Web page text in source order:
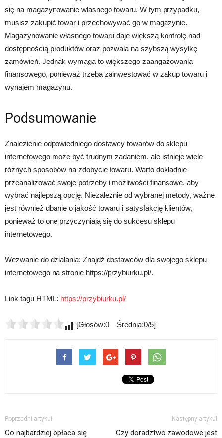
się na magazynowanie własnego towaru. W tym przypadku,
musisz zakupić towar i przechowywać go w magazynie.
Magazynowanie własnego towaru daje większą kontrolę nad
dostępnością produktów oraz pozwala na szybszą wysyłkę
zamówień. Jednak wymaga to większego zaangażowania
finansowego, ponieważ trzeba zainwestować w zakup towaru i
wynajem magazynu.
Podsumowanie
Znalezienie odpowiedniego dostawcy towarów do sklepu
internetowego może być trudnym zadaniem, ale istnieje wiele
różnych sposobów na zdobycie towaru. Warto dokładnie
przeanalizować swoje potrzeby i możliwości finansowe, aby
wybrać najlepszą opcję. Niezależnie od wybranej metody, ważne
jest również dbanie o jakość towaru i satysfakcję klientów,
ponieważ to one przyczyniają się do sukcesu sklepu
internetowego.
Wezwanie do działania: Znajdź dostawców dla swojego sklepu
internetowego na stronie https://przybiurku.pl/.
Link tagu HTML: https://przybiurku.pl/
[Głosów:0 Średnia:0/5]
Poprzedni artykuł
Co najbardziej opłaca się
Następny artykuł
Czy doradztwo zawodowe jest